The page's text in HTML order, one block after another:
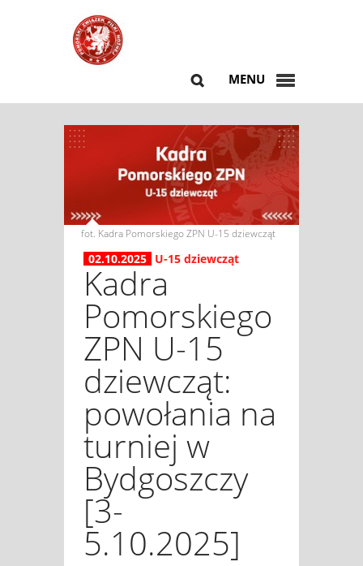
MENU
fot. Kadra Pomorskiego ZPN U-15 dziewcząt
02.10.2025 U-15 dziewcząt
Kadra
Pomorskiego
ZPN U-15
dziewcząt:
powołania na
turniej w
Bydgoszczy
[3-
5.10.2025]